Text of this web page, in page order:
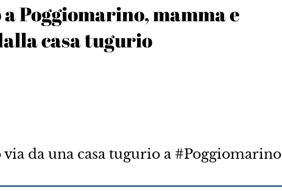
Poggiomarino, mamma e
casa tugurio
da una casa tugurio a #Poggiomarino